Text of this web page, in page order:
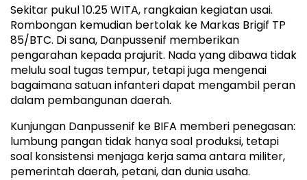
Sekitar pukul 10.25 WITA, rangkaian kegiatan usai.
Rombongan kemudian bertolak ke Markas Brigif TP
85/BTC. Di sana, Danpussenif memberikan
pengarahan kepada prajurit. Nada yang dibawa tidak
melulu soal tugas tempur, tetapi juga mengenai
bagaimana satuan infanteri dapat mengambil peran
dalam pembangunan daerah.
Kunjungan Danpussenif ke BIFA memberi penegasan:
lumbung pangan tidak hanya soal produksi, tetapi
soal konsistensi menjaga kerja sama antara militer,
pemerintah daerah, petani, dan dunia usaha.